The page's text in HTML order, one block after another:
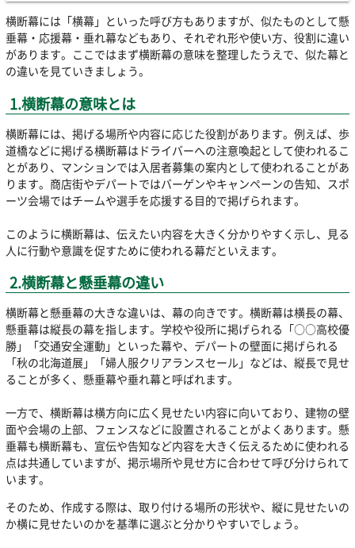
横断幕には「横幕」といった呼び方もありますが、似たものとして懸
垂幕・応援幕・垂れ幕などもあり、それぞれ形や使い方、役割に違い
があります。ここではまず横断幕の意味を整理したうえで、似た幕と
の違いを見ていきましょう。
1.横断幕の意味とは
横断幕には、掲げる場所や内容に応じた役割があります。例えば、歩
道橋などに掲げる横断幕はドライバーへの注意喚起として使われるこ
とがあり、マンションでは入居者募集の案内として使われることがあ
ります。商店街やデパートではバーゲンやキャンペーンの告知、スポ
ーツ会場ではチームや選手を応援する目的で掲げられます。
このように横断幕は、伝えたい内容を大きく分かりやすく示し、見る
人に行動や意識を促すために使われる幕だといえます。
2.横断幕と懸垂幕の違い
横断幕と懸垂幕の大きな違いは、幕の向きです。横断幕は横長の幕、
懸垂幕は縦長の幕を指します。学校や役所に掲げられる「○○高校優
勝」「交通安全運動」といった幕や、デパートの壁面に掲げられる
「秋の北海道展」「婦人服クリアランスセール」などは、縦長で見せ
ることが多く、懸垂幕や垂れ幕と呼ばれます。
一方で、横断幕は横方向に広く見せたい内容に向いており、建物の壁
面や会場の上部、フェンスなどに設置されることがよくあります。懸
垂幕も横断幕も、宣伝や告知など内容を大きく伝えるために使われる
点は共通していますが、掲示場所や見せ方に合わせて呼び分けられて
います。
そのため、作成する際は、取り付ける場所の形状や、縦に見せたいの
か横に見せたいのかを基準に選ぶと分かりやすいでしょう。